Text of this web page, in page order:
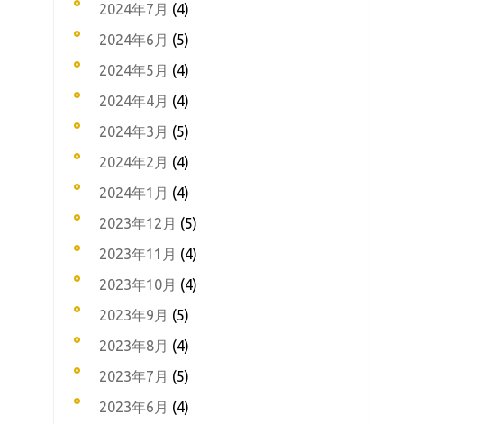
2024年7月 (4)
2024年6月 (5)
2024年5月 (4)
2024年4月 (4)
2024年3月 (5)
2024年2月 (4)
2024年1月 (4)
2023年12月 (5)
2023年11月 (4)
2023年10月 (4)
2023年9月 (5)
2023年8月 (4)
2023年7月 (5)
2023年6月 (4)